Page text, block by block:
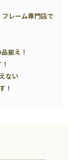
レーム専門店で
揃え！
ない
！